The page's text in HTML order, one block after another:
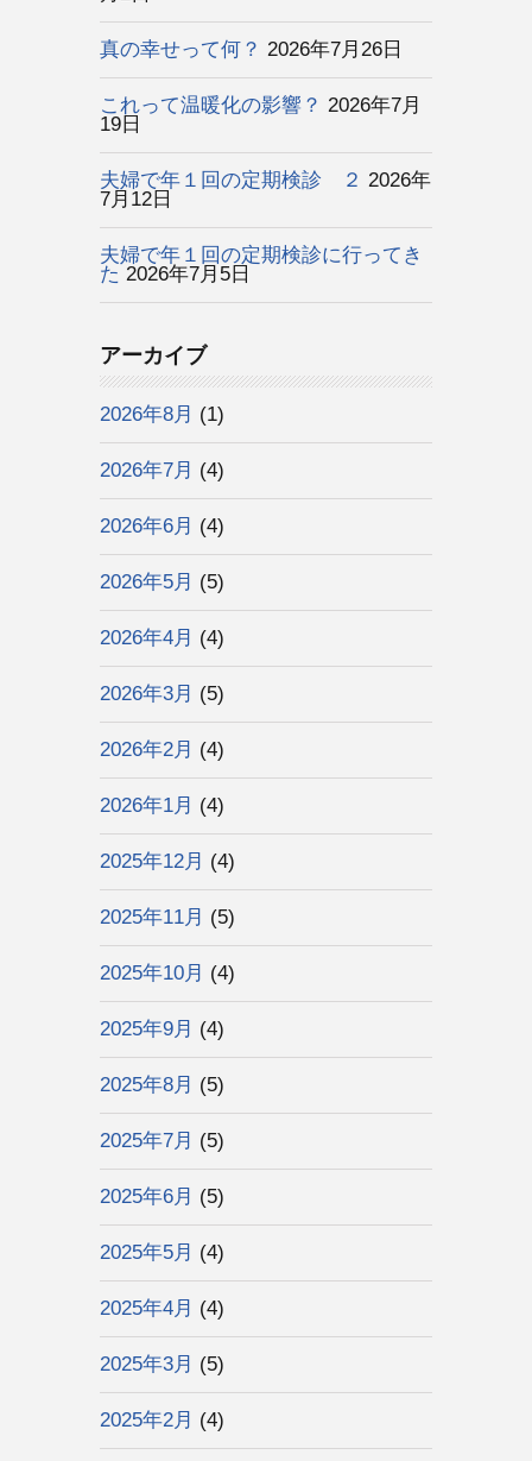
真の幸せって何？ 2026年7月26日
これって温暖化の影響？ 2026年7月
19日
夫婦で年１回の定期検診 ２ 2026年
7月12日
夫婦で年１回の定期検診に行ってき
た 2026年7月5日
アーカイブ
2026年8月 (1)
2026年7月 (4)
2026年6月 (4)
2026年5月 (5)
2026年4月 (4)
2026年3月 (5)
2026年2月 (4)
2026年1月 (4)
2025年12月 (4)
2025年11月 (5)
2025年10月 (4)
2025年9月 (4)
2025年8月 (5)
2025年7月 (5)
2025年6月 (5)
2025年5月 (4)
2025年4月 (4)
2025年3月 (5)
2025年2月 (4)